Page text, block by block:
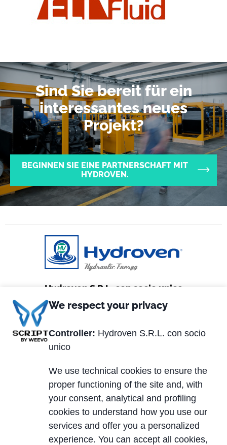
Sind Sie bereit für ein
interessantes neues
Projekt?
BEGINNEN SIE EINE PARTNERSCHAFT MIT
HYDROVEN.
Hydroven S.R.L. con socio unico
Via Matteotti, 2
36056 Tezze sul Brenta (VI) Italy
Fax +39 0424.910005
P.IVA 01320870247
REA: VI 162329
Capitale Sociale € 200.000,00 i.v.
We respect your privacy
Controller: Hydroven S.R.L. con socio
unico
We use technical cookies to ensure the
proper functioning of the site and, with
your consent, analytical and profiling
cookies to understand how you use our
services and offer you a personalized
experience. You can accept all cookies,